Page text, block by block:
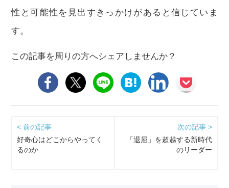
性と可能性を見出すきっかけがあると信じていま
す。
この記事を周りの方へシェアしませんか？
< 前の記事
好奇心はどこからやってく
るのか
次の記事 >
「退屈」を超越する新時代
のリーダー